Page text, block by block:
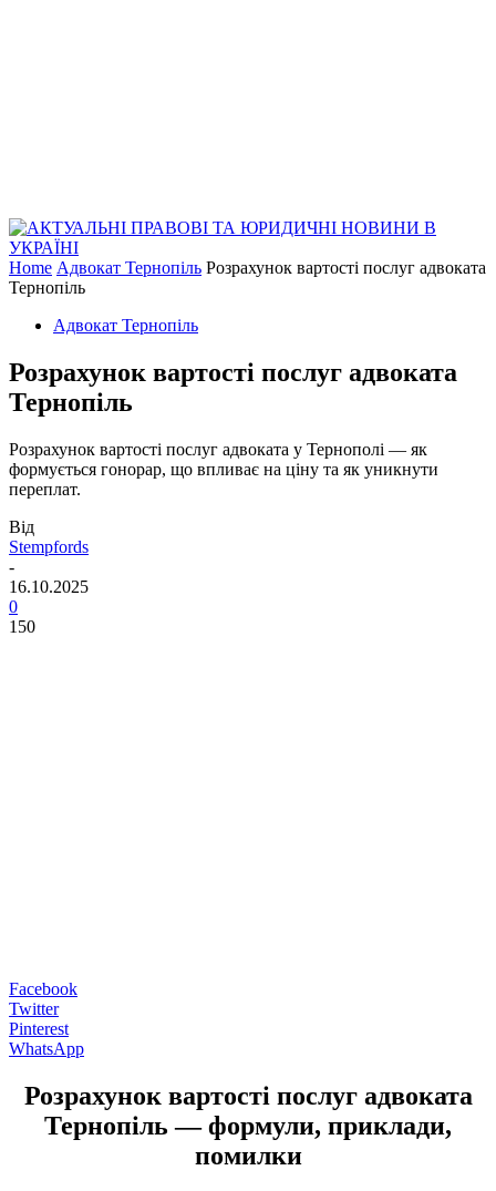
Home Адвокат Тернопіль Розрахунок вартості послуг адвоката
Тернопіль
Адвокат Тернопіль
Розрахунок вартості послуг адвоката
Тернопіль
Розрахунок вартості послуг адвоката у Тернополі — як
формується гонорар, що впливає на ціну та як уникнути
переплат.
Від
Stempfords
-
16.10.2025
0
150
Facebook
Twitter
Pinterest
WhatsApp
Розрахунок вартості послуг адвоката
Тернопіль — формули, приклади,
помилки